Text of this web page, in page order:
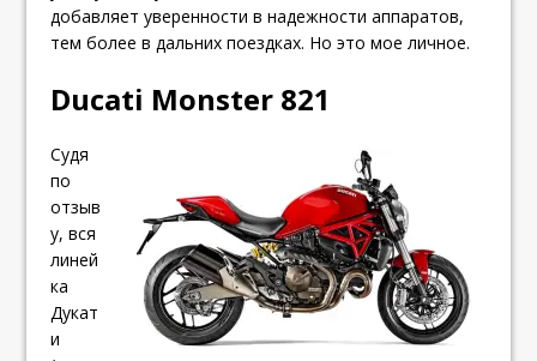
добавляет уверенности в надежности аппаратов,
тем более в дальних поездках. Но это мое личное.
Ducati Monster 821
Судя
по
отзыв
у, вся
линей
ка
Дукат
и